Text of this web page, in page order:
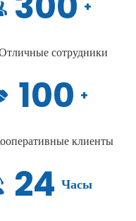
+
сотрудники
100 +
клиенты
24 Часы